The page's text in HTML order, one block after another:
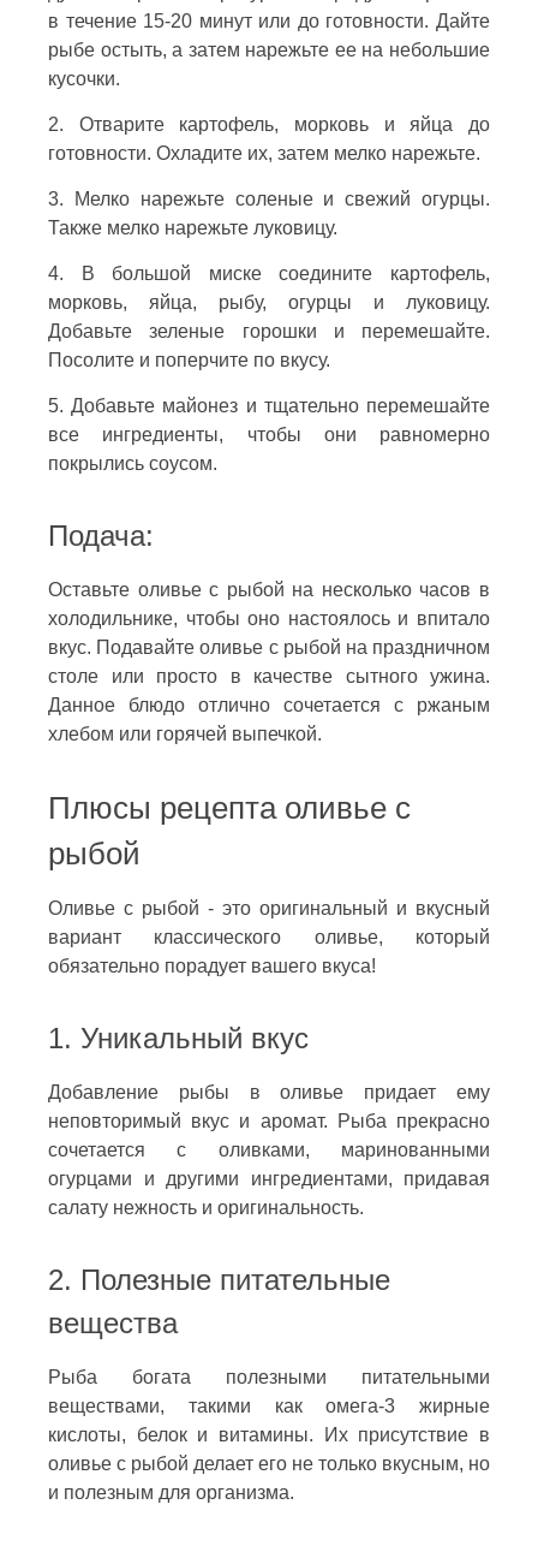
в течение 15-20 минут или до готовности. Дайте
рыбе остыть, а затем нарежьте ее на небольшие
кусочки.
2. Отварите картофель, морковь и яйца до
готовности. Охладите их, затем мелко нарежьте.
3. Мелко нарежьте соленые и свежий огурцы.
Также мелко нарежьте луковицу.
4. В большой миске соедините картофель,
морковь, яйца, рыбу, огурцы и луковицу.
Добавьте зеленые горошки и перемешайте.
Посолите и поперчите по вкусу.
5. Добавьте майонез и тщательно перемешайте
все ингредиенты, чтобы они равномерно
покрылись соусом.
Подача:
Оставьте оливье с рыбой на несколько часов в
холодильнике, чтобы оно настоялось и впитало
вкус. Подавайте оливье с рыбой на праздничном
столе или просто в качестве сытного ужина.
Данное блюдо отлично сочетается с ржаным
хлебом или горячей выпечкой.
Плюсы рецепта оливье с
рыбой
Оливье с рыбой - это оригинальный и вкусный
вариант классического оливье, который
обязательно порадует вашего вкуса!
1. Уникальный вкус
Добавление рыбы в оливье придает ему
неповторимый вкус и аромат. Рыба прекрасно
сочетается с оливками, маринованными
огурцами и другими ингредиентами, придавая
салату нежность и оригинальность.
2. Полезные питательные
вещества
Рыба богата полезными питательными
веществами, такими как омега-3 жирные
кислоты, белок и витамины. Их присутствие в
оливье с рыбой делает его не только вкусным, но
и полезным для организма.